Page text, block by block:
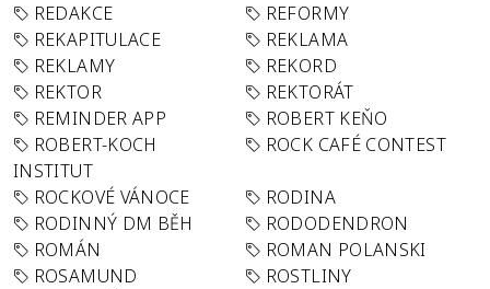
REDAKCE
REFORMY
REKAPITULACE
REKLAMA
REKLAMY
REKORD
REKTOR
REKTORÁT
REMINDER APP
ROBERT KEŇO
ROBERT-KOCH
INSTITUT
ROCK CAFÉ CONTEST
ROCKOVÉ VÁNOCE
RODINA
RODINNÝ DM BĚH
RODODENDRON
ROMÁN
ROMAN POLANSKI
ROSAMUND
ROSTLINY